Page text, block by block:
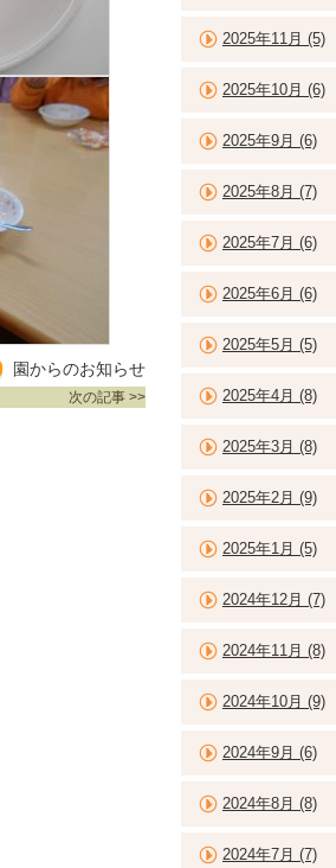
園からのお知らせ
次の記事 >>
2025年11月 (5)
2025年10月 (6)
2025年9月 (6)
2025年8月 (7)
2025年7月 (6)
2025年6月 (6)
2025年5月 (5)
2025年4月 (8)
2025年3月 (8)
2025年2月 (9)
2025年1月 (5)
2024年12月 (7)
2024年11月 (8)
2024年10月 (9)
2024年9月 (6)
2024年8月 (8)
2024年7月 (7)